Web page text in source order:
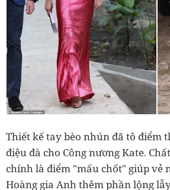
Thiết kế tay bèo nhún đã tô điểm
điệu đà cho Công nương Kate.
chính là điểm "mấu chốt" giúp vẻ
Hoàng gia Anh thêm phần lộng